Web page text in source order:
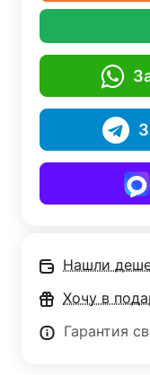
Нашли
Хочу в
Гарантия